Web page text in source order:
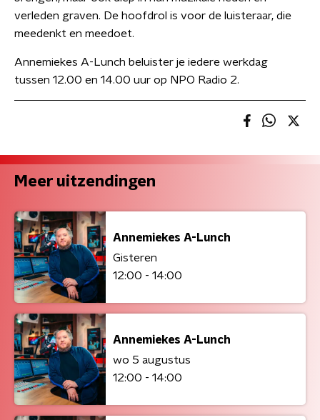
verleden graven. De hoofdrol is voor de luisteraar, die
meedenkt en meedoet.
Annemiekes A-Lunch beluister je iedere werkdag
tussen 12.00 en 14.00 uur op NPO Radio 2.
Meer uitzendingen
Annemiekes A-Lunch
Gisteren
12:00 - 14:00
Annemiekes A-Lunch
wo 5 augustus
12:00 - 14:00